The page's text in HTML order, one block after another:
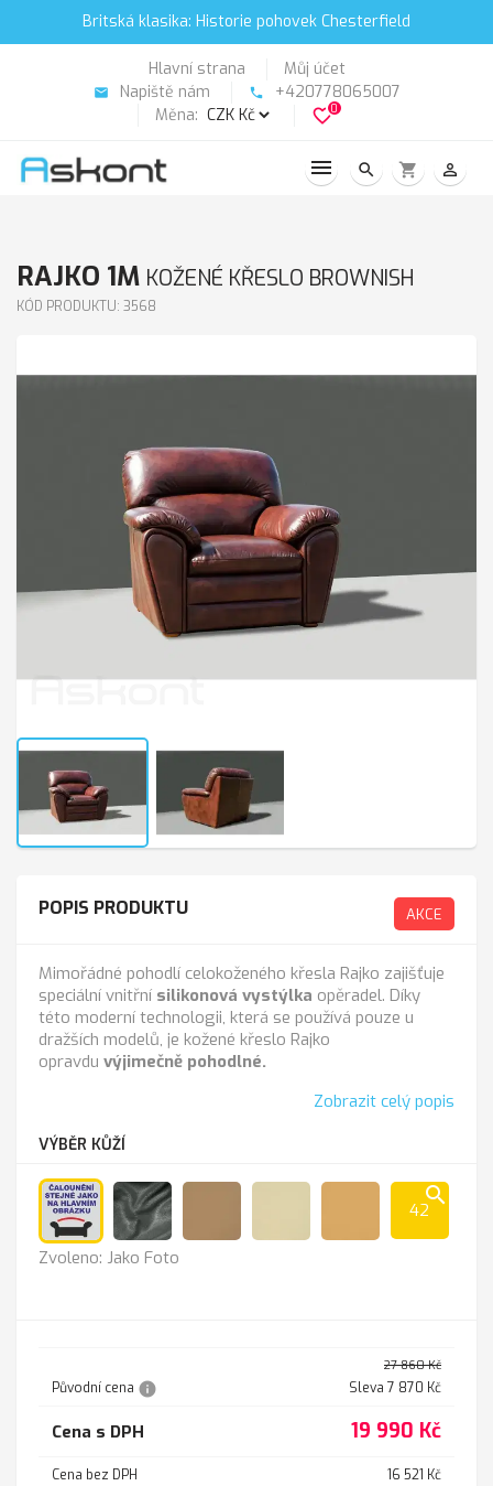
Britská klasika: Historie pohovek Chesterfield
Hlavní strana Můj účet
email Napiště nám phone
+420778065007
Měna:
favorite_border0
search shopping_cart person_outline
RAJKO 1M KOŽENÉ KŘESLO BROWNISH
KÓD PRODUKTU: 3568
POPIS PRODUKTU AKCE
Mimořádné pohodlí celokoženého křesla Rajko zajišťuje
speciální vnitřní silikonová vystýlka opěradel. Díky
této moderní technologii, která se používá pouze u
dražších modelů, je kožené křeslo Rajko
opravdu výjimečně pohodlné.
Zobrazit celý popis
VÝBĚR KŮŽÍ
Jako
Anthrazit
search
42
Zvoleno: Jako Foto
Původní cena info
27 860 Kč
Sleva 7 870 Kč
Cena s DPH 19 990 Kč
Cena bez DPH 16 521 Kč